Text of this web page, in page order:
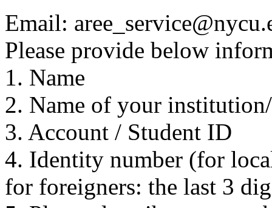
Email:
Please provide below
1. Name
2. Name of your
3. Account / Student ID
4. Identity number (for
for foreigners: the last 3